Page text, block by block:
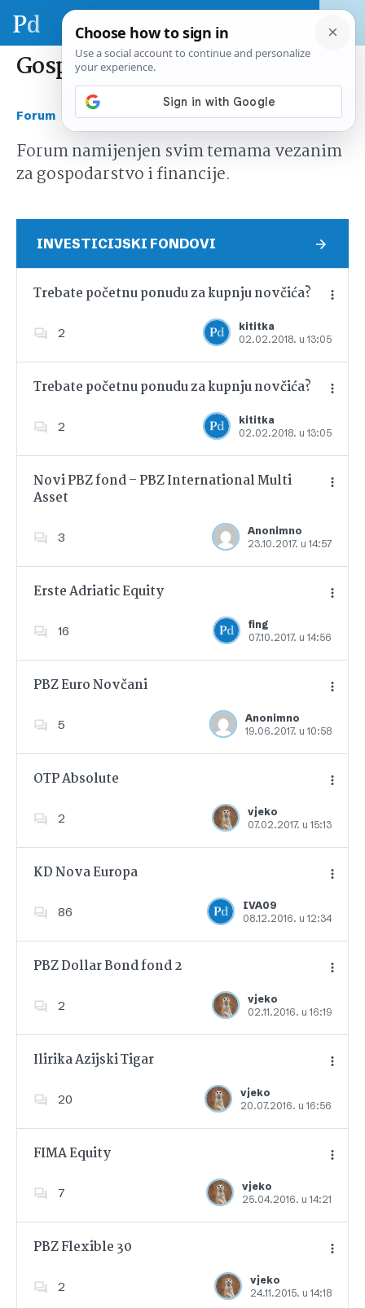
Gospodarstvo i financije
Forum Gospodarstvo i financije
Forum namijenjen svim temama vezanim
za gospodarstvo i financije.
INVESTICIJSKI FONDOVI
Trebate početnu ponudu za kupnju novčića?
2
kititka
02.02.2018. u 13:05
Dodajte u favorite
Trebate početnu ponudu za kupnju novčića?
2
kititka
02.02.2018. u 13:05
Dodajte u favorite
Novi PBZ fond – PBZ International Multi
Asset
3
Anonimno
23.10.2017. u 14:57
Dodajte u favorite
Erste Adriatic Equity
16
fing
07.10.2017. u 14:56
Dodajte u favorite
PBZ Euro Novčani
5
Anonimno
19.06.2017. u 10:58
Dodajte u favorite
OTP Absolute
2
vjeko
07.02.2017. u 15:13
Dodajte u favorite
KD Nova Europa
86
IVA09
08.12.2016. u 12:34
Dodajte u favorite
PBZ Dollar Bond fond 2
2
vjeko
02.11.2016. u 16:19
Dodajte u favorite
Ilirika Azijski Tigar
20
vjeko
20.07.2016. u 16:56
Dodajte u favorite
FIMA Equity
7
vjeko
25.04.2016. u 14:21
Dodajte u favorite
PBZ Flexible 30
2
vjeko
24.11.2015. u 14:18
Dodajte u favorite